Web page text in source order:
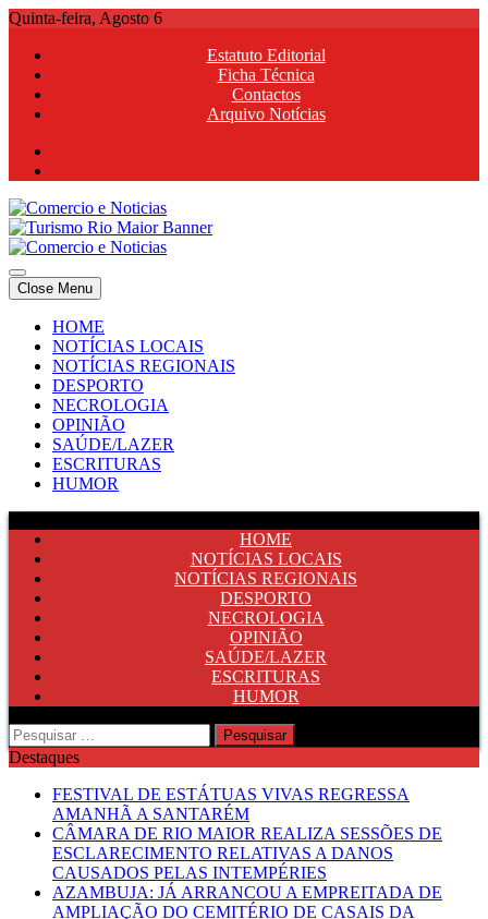
Skip
content
Quinta-feira, Agosto 6
Estatuto Editorial
Ficha Técnica
Contactos
Arquivo Notícias
Comercio e Noticias
Notícias e Publicidade Online
Comercio e Noticias
Notícias e Publicidade Online
Close Menu
HOME
NOTÍCIAS LOCAIS
NOTÍCIAS REGIONAIS
DESPORTO
NECROLOGIA
OPINIÃO
SAÚDE/LAZER
ESCRITURAS
HUMOR
HOME
NOTÍCIAS LOCAIS
NOTÍCIAS REGIONAIS
DESPORTO
NECROLOGIA
OPINIÃO
SAÚDE/LAZER
ESCRITURAS
HUMOR
Pesquisar
por:
Destaques
FESTIVAL DE ESTÁTUAS VIVAS REGRESSA
AMANHÃ A SANTARÉM
CÂMARA DE RIO MAIOR REALIZA SESSÕES DE
ESCLARECIMENTO RELATIVAS A DANOS
CAUSADOS PELAS INTEMPÉRIES
AZAMBUJA: JÁ ARRANCOU A EMPREITADA DE
AMPLIAÇÃO DO CEMITÉRIO DE CASAIS DA